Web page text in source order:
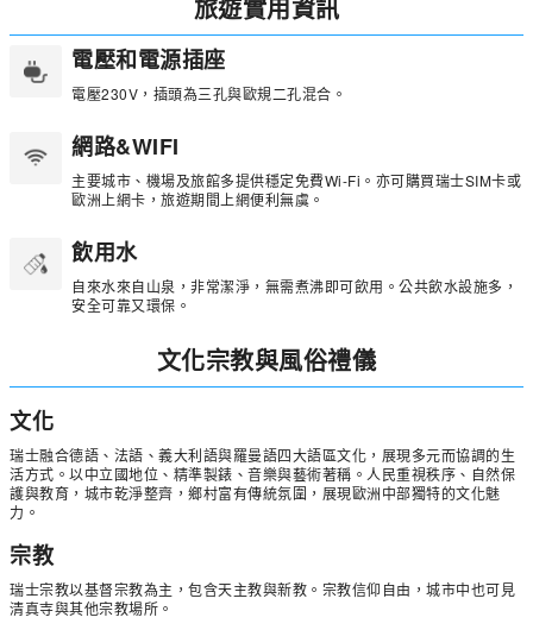
旅遊實用資訊
電壓和電源插座
電壓230V，插頭為三孔與歐規二孔混合。
網路&WIFI
主要城市、機場及旅館多提供穩定免費Wi-Fi。亦可購買瑞士SIM卡或
歐洲上網卡，旅遊期間上網便利無虞。
飲用水
自來水來自山泉，非常潔淨，無需煮沸即可飲用。公共飲水設施多，
安全可靠又環保。
文化宗教與風俗禮儀
文化
瑞士融合德語、法語、義大利語與羅曼語四大語區文化，展現多元而協調的生
活方式。以中立國地位、精準製錶、音樂與藝術著稱。人民重視秩序、自然保
護與教育，城市乾淨整齊，鄉村富有傳統氛圍，展現歐洲中部獨特的文化魅
力。
宗教
瑞士宗教以基督宗教為主，包含天主教與新教。宗教信仰自由，城市中也可見
清真寺與其他宗教場所。